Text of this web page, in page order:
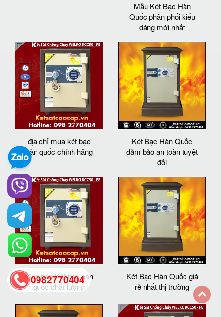
Mẫu Két Bạc Hàn
Quốc phân phối kiểu
dáng mới nhất
địa chỉ mua két bạc
hàn quốc chính hãng
Két Bạc Hàn Quốc
đảm bảo an toàn tuyệt
đối
Mua bán Két bạc hàn
quốc chất lượng
Két Bạc Hàn Quốc giá
rẻ nhất thị trường
0982770404
back